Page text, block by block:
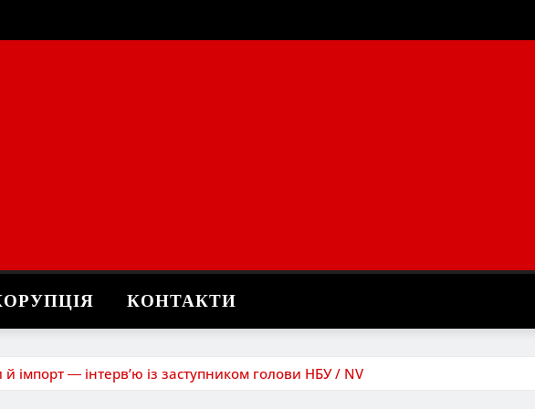
КОНТАКТИ
імпорт ― інтерв’ю із заступником голови НБУ / NV